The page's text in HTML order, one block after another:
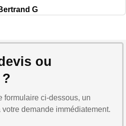
G
ou
formulaire ci-dessous, un
demande immédiatement.